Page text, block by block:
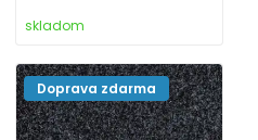
skladom
Doprava zdarma